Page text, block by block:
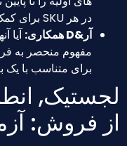
در هر SKU برای کمک به تست بازار.
آر&D همکاری:
آیا
مفهوم منحصر به
برای متناسب با یک
فروش: